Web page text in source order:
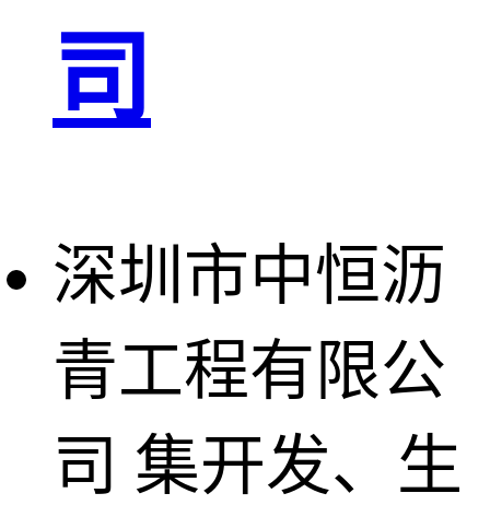
司
深圳市中恒沥
青工程有限公
司 集开发、生